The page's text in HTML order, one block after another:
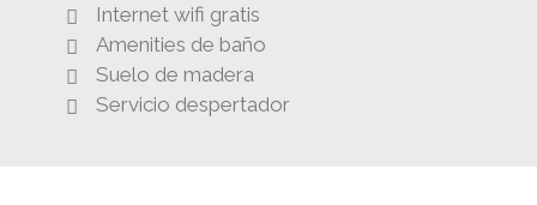
Internet wifi gratis
Amenities de baño
Suelo de madera
Servicio despertador